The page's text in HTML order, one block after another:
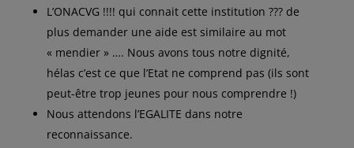
L’ONACVG !!!! qui connait cette institution ??? de
plus demander une aide est similaire au mot
« mendier » …. Nous avons tous notre dignité,
hélas c’est ce que l’Etat ne comprend pas (ils sont
peut-être trop jeunes pour nous comprendre !)
Nous attendons l’EGALITE dans notre
reconnaissance.